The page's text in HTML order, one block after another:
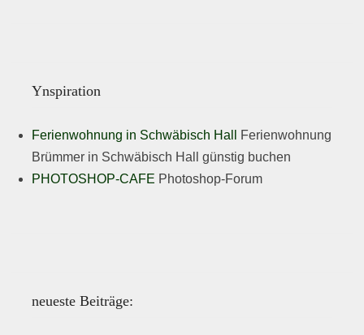
Ynspiration
Ferienwohnung in Schwäbisch Hall
Ferienwohnung
Brümmer in Schwäbisch Hall günstig buchen
PHOTOSHOP-CAFE Photoshop-Forum
neueste Beiträge: